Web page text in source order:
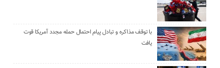
با توقف مذاکره و تبادل پیام احتمال حمله مجدد آمریکا قوت
یافت